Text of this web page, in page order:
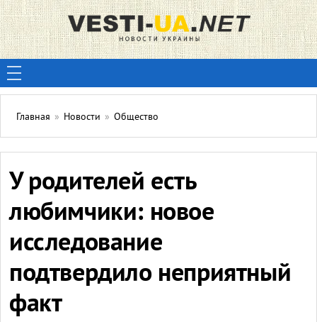
Главная » Новости » Общество
У родителей есть
любимчики: новое
исследование
подтвердило неприятный
факт